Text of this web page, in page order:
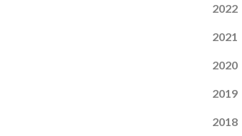
2022
2021
2020
2019
2018